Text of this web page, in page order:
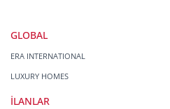
GLOBAL
ERA INTERNATIONAL
LUXURY HOMES
İLANLAR